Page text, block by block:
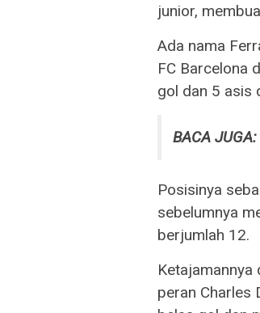
junior,
Ada nama
FC Barcelona
gol dan 5 asis
BACA JUGA:
Posisinya
sebelumnya
berjumlah 12.
Ketajamannya
peran Charles